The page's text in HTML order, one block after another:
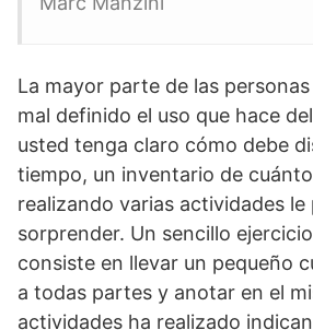
La mayor parte de las
mal definido el uso que hace
usted tenga claro cómo debe
tiempo, un inventario de
realizando varias actividades le
sorprender. Un sencillo
consiste en llevar un pequeño
a todas partes y anotar en el
actividades ha realizado